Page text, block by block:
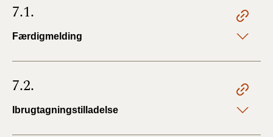
7.1.
Færdigmelding
7.2.
Ibrugtagningstilladelse